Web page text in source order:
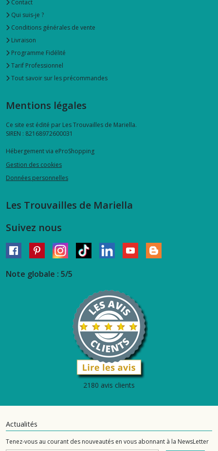
Contact
Qui suis-je ?
Conditions générales de vente
Livraison
Programme Fidélité
Tarif Professionnel
Tout savoir sur les précommandes
Mentions légales
Ce site est édité par Les Trouvailles de Mariella.
SIREN : 82168972600031
Hébergement via eProShopping
Gestion des cookies
Données personnelles
Les Trouvailles de Mariella
Suivez nous
Note globale : 5/5
2180 avis clients
Actualités
Tenez-vous au courant des nouveautés en vous abonnant à la NewsLetter